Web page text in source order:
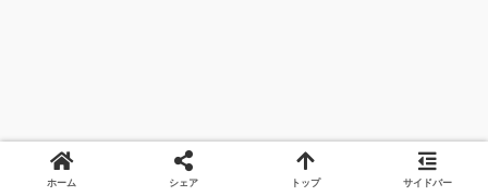
ホーム シェア トップ サイドバー